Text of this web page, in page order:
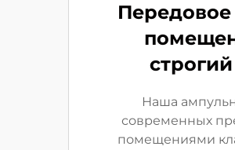
Наша
современных
помещениями